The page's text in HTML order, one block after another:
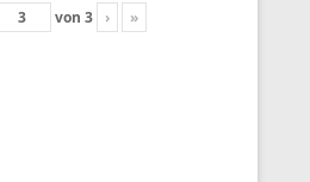
von 3 › »